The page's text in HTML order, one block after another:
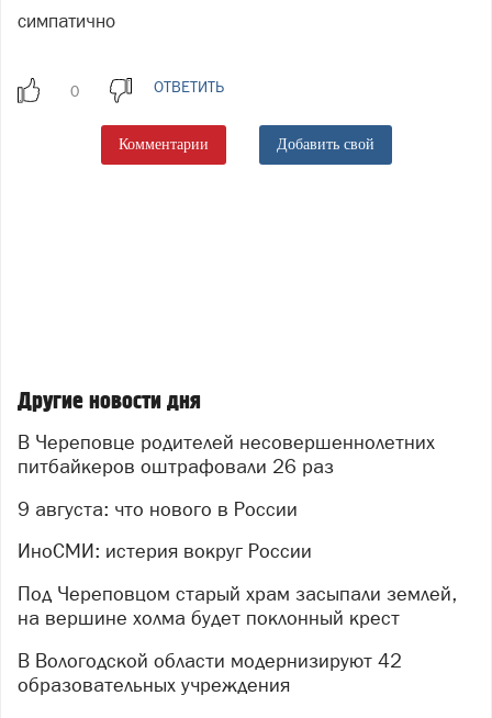
симпатично
ОТВЕТИТЬ
Комментарии Добавить свой
Другие новости дня
В Череповце родителей несовершеннолетних
питбайкеров оштрафовали 26 раз
9 августа: что нового в России
ИноСМИ: истерия вокруг России
Под Череповцом старый храм засыпали землей,
на вершине холма будет поклонный крест
В Вологодской области модернизируют 42
образовательных учреждения